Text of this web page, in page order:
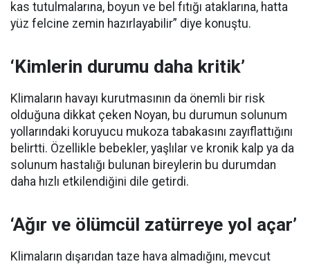
kas tutulmalarına, boyun ve bel fıtığı ataklarına, hatta
yüz felcine zemin hazırlayabilir” diye konuştu.
‘Kimlerin durumu daha kritik’
Klimaların havayı kurutmasının da önemli bir risk
olduğuna dikkat çeken Noyan, bu durumun solunum
yollarındaki koruyucu mukoza tabakasını zayıflattığını
belirtti. Özellikle bebekler, yaşlılar ve kronik kalp ya da
solunum hastalığı bulunan bireylerin bu durumdan
daha hızlı etkilendiğini dile getirdi.
‘Ağır ve ölümcül zatürreye yol açar’
Klimaların dışarıdan taze hava almadığını, mevcut